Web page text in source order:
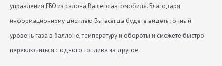
управления ГБО из салона Вашего автомобиля. Благодаря
информационному дисплею Вы всегда будете видеть точный
уровень газа в баллоне, температуру и обороты и сможете быстро
переключиться с одного топлива на другое.